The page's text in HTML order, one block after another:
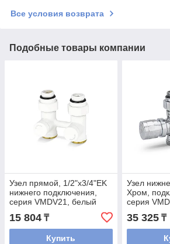
Все условия возврата
Подобные товары компании
Узел прямой, 1/2"х3/4"EK
нижнего подключения,
серия VMDV21, белый
15 804 ₸
Купить
Узел
Хром,
серия
прямой,
и с
35 325₸